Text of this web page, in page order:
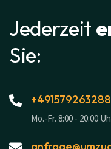
Jederzeit
Sie:
Mo.-Fr. 8:00 - 20:00